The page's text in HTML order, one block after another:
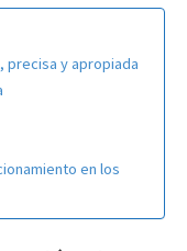
precisa y apropiada
en los